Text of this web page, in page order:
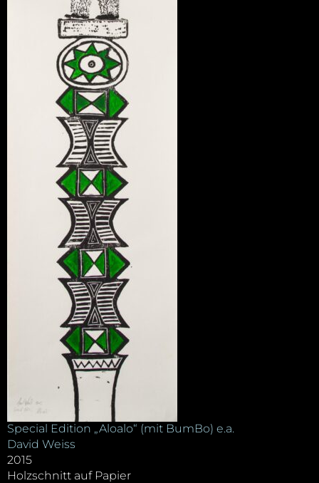
Special Edition „Aloalo“ (mit BumBo) e.a.
David Weiss
2015
Holzschnitt auf Papier